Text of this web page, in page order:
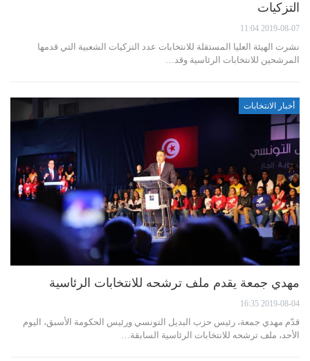
التزكيات
2019-08-07 11:04
نشرت الهيئة العليا المستقلة للانتخابات عدد التزكيات الشعبية التي قدمها
المرشحين للانتخابات الرئاسية وقد…
أخبار الانتخابات
مهدي جمعة يقدم ملف ترشحه للانتخابات الرئاسية
2019-08-04 16:35
قدّم مهدي جمعة، رئيس حزب البديل التونسي ورئيس الحكومة الأسبق، اليوم
الأحد، ملف ترشحه للانتخابات الرئاسية السابقة…